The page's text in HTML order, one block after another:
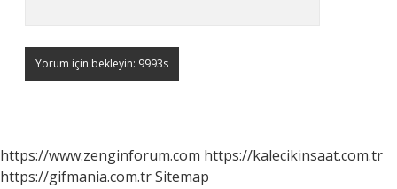
https://www.zenginforum.com https://kalecikinsaat.com.tr
https://gifmania.com.trSitemap